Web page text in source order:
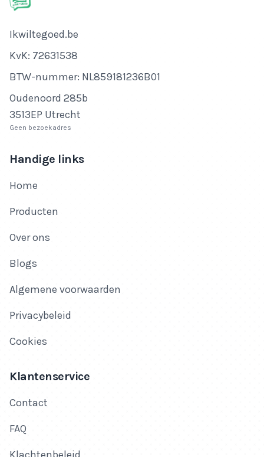
Bedrijfsnaam
Ikwiltegoed.be
KvK-nummer
KvK: 72631538
Btw-nummer
BTW-nummer: NL859181236B01
Adres
Oudenoord 285b
3513EP Utrecht
Geen bezoekadres
Handige links
Home
Producten
Over ons
Blogs
Algemene voorwaarden
Privacybeleid
Cookies
Klantenservice
Contact
FAQ